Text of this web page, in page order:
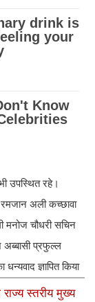
उपस्थित रहे।
अली कच्छावा
मनोज चौधरी सचिन
अब्बासी प्रफुल्ल
ज्ञापित किया
राज्य स्तरीय मुख्य